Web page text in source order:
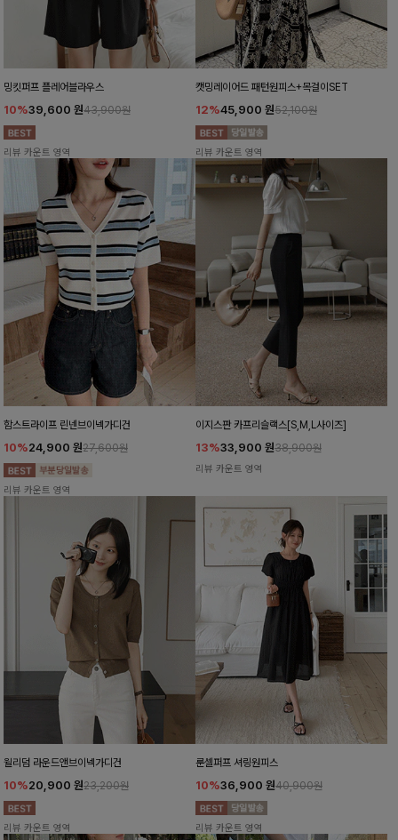
밍킷퍼프 플레어블라우스
10%39,600 원43,900원
리뷰 카운트 영역
캣밍레이어드 패턴원피스+목걸이SET
12%45,900 원52,100원
리뷰 카운트 영역
함스트라이프 린넨브이넥가디건
10%24,900 원27,600원
리뷰 카운트 영역
이지스판 카프리슬랙스[S,M,L사이즈]
13%33,900 원38,900원
리뷰 카운트 영역
윌리덤 라운드앤브이넥가디건
10%20,900 원23,200원
리뷰 카운트 영역
룬셀퍼프 셔링원피스
10%36,900 원40,900원
리뷰 카운트 영역